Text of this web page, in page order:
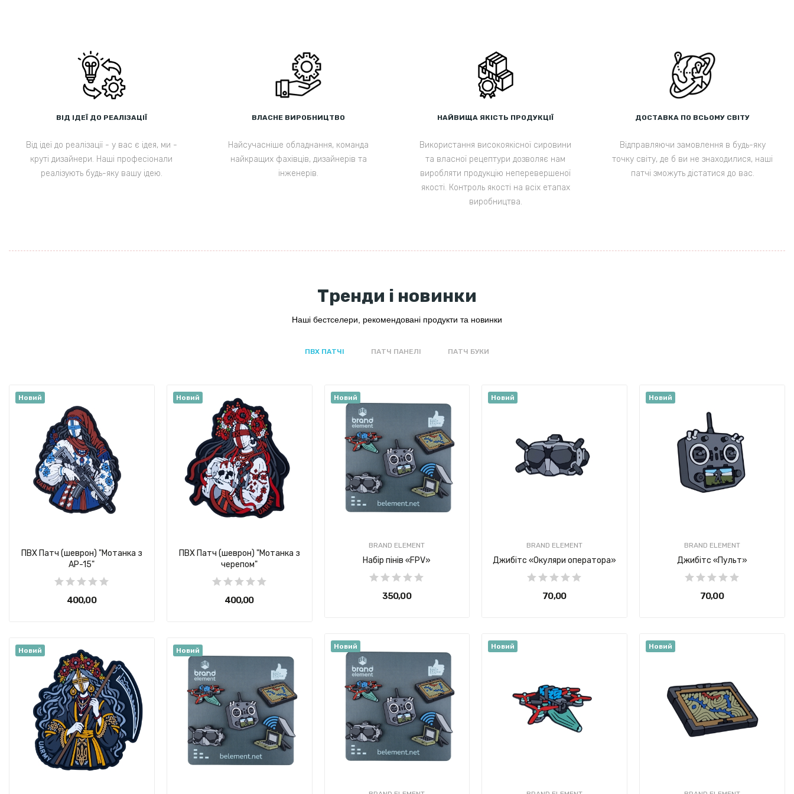
ВІД ІДЕЇ ДО РЕАЛІЗАЦІЇ
Від ідеї до реалізації - у вас є ідея, ми -
круті дизайнери. Наші професіонали
реалізують будь-яку вашу ідею.
ВЛАСНЕ ВИРОБНИЦТВО
Найсучасніше обладнання, команда
найкращих фахівців, дизайнерів та
інженерів.
НАЙВИЩА ЯКІСТЬ ПРОДУКЦІЇ
Використання високоякісної сировини
та власної рецептури дозволяє нам
виробляти продукцію неперевершеної
якості. Контроль якості на всіх етапах
виробництва.
ДОСТАВКА ПО ВСЬОМУ СВІТУ
Відправляючи замовлення в будь-яку
точку світу, де б ви не знаходилися, наші
патчі зможуть дістатися до вас.
Тренди і новинки
Наші бестселери, рекомендовані продукти та новинки
ПВХ ПАТЧІ ПАТЧ ПАНЕЛІ ПАТЧ БУКИ
Новий
ПВХ Патч (шеврон) "Мотанка з
АР-15"
400,00 ₴
Новий
Новий
ПВХ Патч (шеврон) "Мотанка з
черепом"
400,00 ₴
Новий
Новий
BRAND ELEMENT
Набір пінів «FPV»
350,00 ₴
Новий
Новий
BRAND ELEMENT
Джибітс «Окуляри оператора»
70,00 ₴
Новий
Новий
BRAND ELEMENT
Джибітс «Пульт»
70,00 ₴
Новий